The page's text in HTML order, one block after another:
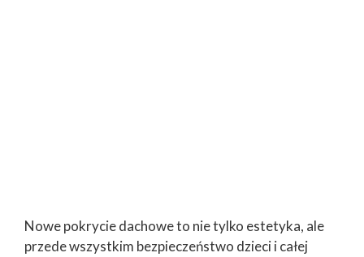
Nowe pokrycie dachowe to nie tylko estetyka, ale
przede wszystkim bezpieczeństwo dzieci i całej